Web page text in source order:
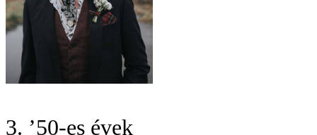
3. ’50-es évek